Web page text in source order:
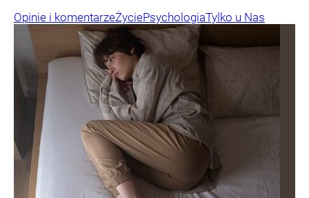
Opinie i komentarzeŻyciePsychologiaTylko u Nas